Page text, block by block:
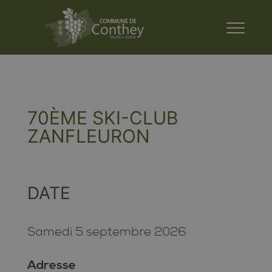
70ÈME SKI-CLUB
ZANFLEURON
DATE
Samedi 5 septembre 2026
Adresse